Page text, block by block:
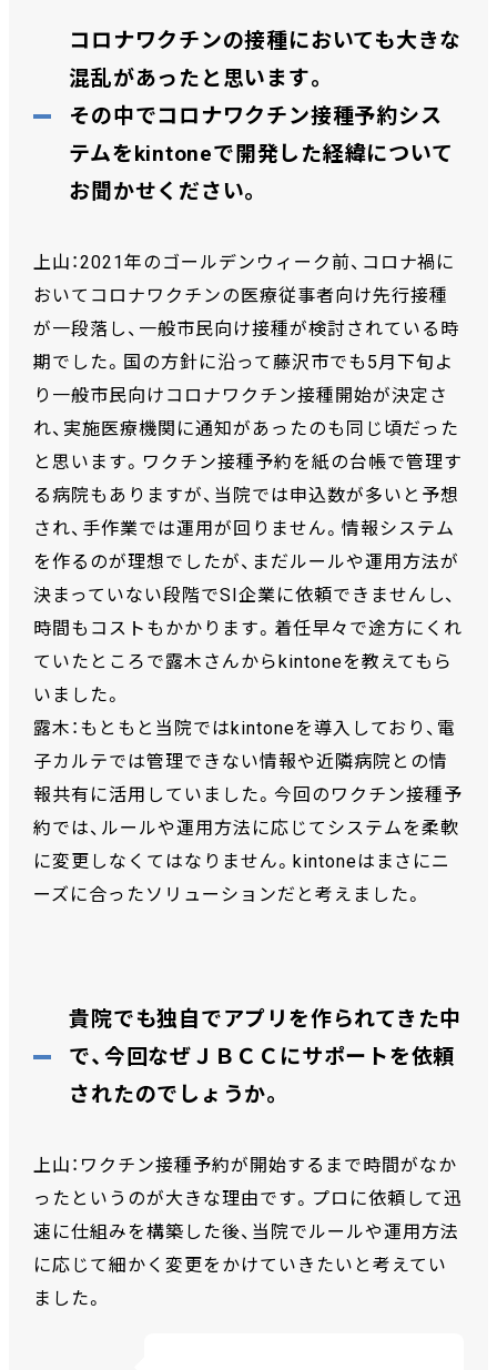
コロナワクチンの接種においても大きな
混乱があったと思います。
その中でコロナワクチン接種予約シス
テムをkintoneで開発した経緯について
お聞かせください。
上山：2021年のゴールデンウィーク前、コロナ禍に
おいてコロナワクチンの医療従事者向け先行接種
が一段落し、一般市民向け接種が検討されている時
期でした。国の方針に沿って藤沢市でも5月下旬よ
り一般市民向けコロナワクチン接種開始が決定さ
れ、実施医療機関に通知があったのも同じ頃だった
と思います。ワクチン接種予約を紙の台帳で管理す
る病院もありますが、当院では申込数が多いと予想
され、手作業では運用が回りません。情報システム
を作るのが理想でしたが、まだルールや運用方法が
決まっていない段階でSI企業に依頼できませんし、
時間もコストもかかります。着任早々で途方にくれ
ていたところで露木さんからkintoneを教えてもら
いました。
露木：もともと当院ではkintoneを導入しており、電
子カルテでは管理できない情報や近隣病院との情
報共有に活用していました。今回のワクチン接種予
約では、ルールや運用方法に応じてシステムを柔軟
に変更しなくてはなりません。kintoneはまさにニ
ーズに合ったソリューションだと考えました。
貴院でも独自でアプリを作られてきた中
で、今回なぜＪＢＣＣにサポートを依頼
されたのでしょうか。
上山：ワクチン接種予約が開始するまで時間がなか
ったというのが大きな理由です。プロに依頼して迅
速に仕組みを構築した後、当院でルールや運用方法
に応じて細かく変更をかけていきたいと考えてい
ました。